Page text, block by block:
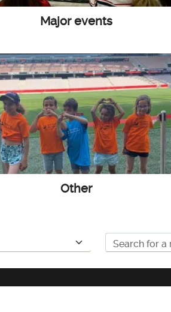
Major events
Other